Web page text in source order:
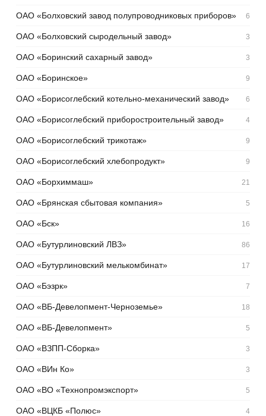
ОАО «Болховский завод полупроводниковых приборов» 6
ОАО «Болховский сыродельный завод» 3
ОАО «Боринский сахарный завод» 3
ОАО «Боринское» 9
ОАО «Борисоглебский котельно-механический завод» 6
ОАО «Борисоглебский приборостроительный завод» 4
ОАО «Борисоглебский трикотаж» 9
ОАО «Борисоглебский хлебопродукт» 9
ОАО «Борхиммаш» 21
ОАО «Брянская сбытовая компания» 5
ОАО «Бск» 16
ОАО «Бутурлиновский ЛВЗ» 86
ОАО «Бутурлиновский мелькомбинат» 17
ОАО «Бэзрк» 7
ОАО «ВБ-Девелопмент-Черноземье» 18
ОАО «ВБ-Девелопмент» 5
ОАО «ВЗПП-Сборка» 3
ОАО «ВИн Ко» 3
ОАО «ВО «Технопромэкспорт» 5
ОАО «ВЦКБ «Полюс» 4